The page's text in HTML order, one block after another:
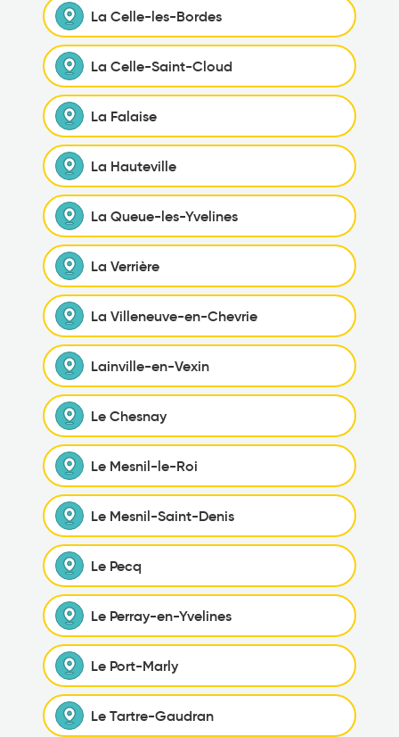
La Celle-les-Bordes
La Celle-Saint-Cloud
La Falaise
La Hauteville
La Queue-les-Yvelines
La Verrière
La Villeneuve-en-Chevrie
Lainville-en-Vexin
Le Chesnay
Le Mesnil-le-Roi
Le Mesnil-Saint-Denis
Le Pecq
Le Perray-en-Yvelines
Le Port-Marly
Le Tartre-Gaudran